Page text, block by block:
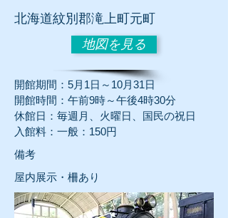
北海道紋別郡滝上町元町
地図を見る
開館期間：5月1日～10月31日
開館時間：午前9時～午後4時30分
休館日：毎週月、火曜日、国民の祝日
入館料：一般：150円
​備考
屋内展示・柵あり